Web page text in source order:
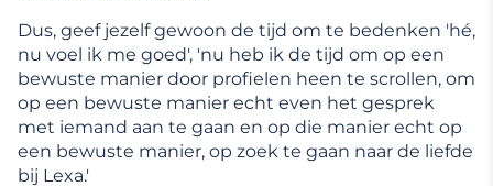
Dus, geef jezelf gewoon de tijd om te bedenken 'hé,
nu voel ik me goed', 'nu heb ik de tijd om op een
bewuste manier door profielen heen te scrollen, om
op een bewuste manier echt even het gesprek
met iemand aan te gaan en op die manier echt op
een bewuste manier, op zoek te gaan naar de liefde
bij Lexa.'